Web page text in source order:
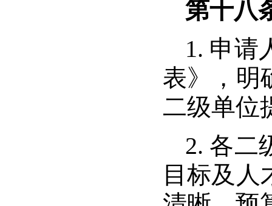
第十八
1. 申请
表》，明
二级单位
2. 各二
目标及人